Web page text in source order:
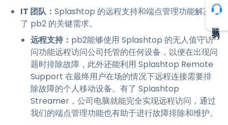
IT 团队： Splashtop 的远程支持和端点管理功能解决
了 pb2 的关键需求。
远程支持： pb2能够使用 Splashtop 的无人值守访
问功能远程访问公司托管的任何设备，以便在出现问
题时排除故障，此外还能利用 Splashtop Remote
Support 在最终用户在场的情况下远程连接需要排
除故障的个人移动设备。有了 Splashtop
Streamer，公司电脑就能完全实现远程访问，通过
我们的端点管理功能也有助于进行故障排除和维护。